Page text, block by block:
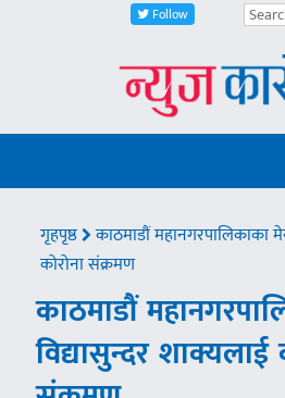
Follow
गृहपृष्ठ
काठमाडौं महानगरपालिकाका
कोरोना संक्रमण
काठमाडौं
विद्यासुन्दर शाक्यलाई